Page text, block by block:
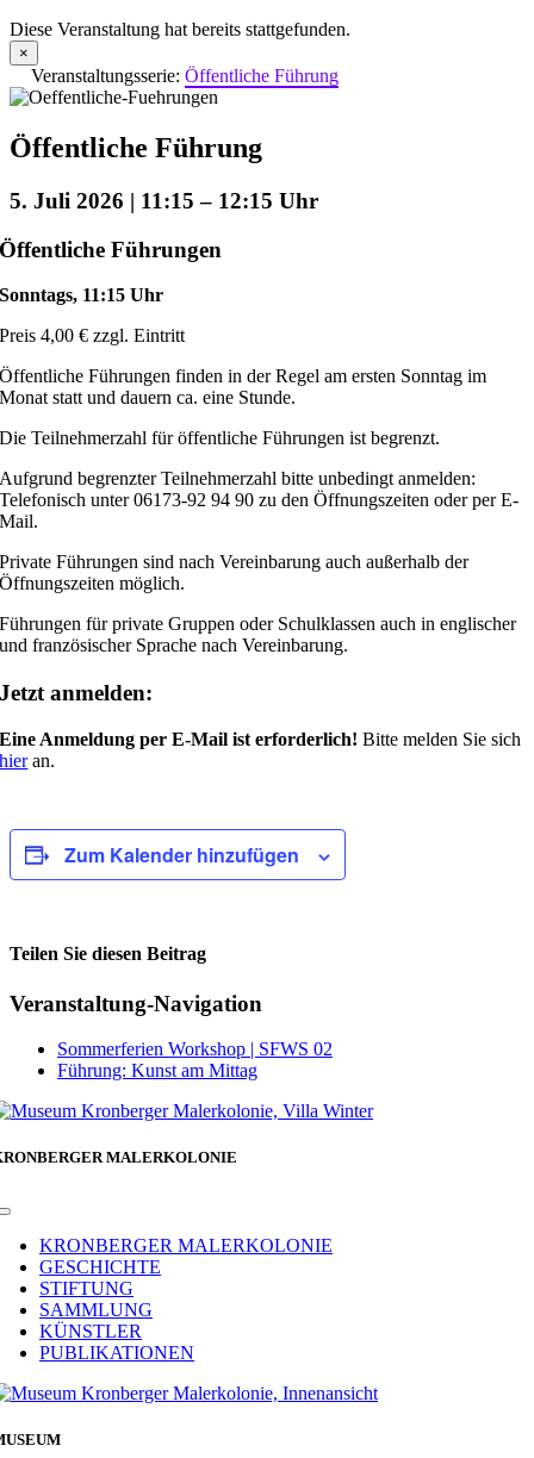
Diese Veranstaltung hat bereits stattgefunden.
×
Veranstaltungsserie: Öffentliche Führung
Öffentliche Führung
5. Juli 2026 | 11:15 – 12:15
Öffentliche Führungen
Sonntags, 11:15 Uhr
Preis 4,00 € zzgl. Eintritt
Öffentliche Führungen finden in der Regel am ersten Sonntag im
Monat statt und dauern ca. eine Stunde.
Die Teilnehmerzahl für öffentliche Führungen ist begrenzt.
Aufgrund begrenzter Teilnehmerzahl bitte unbedingt anmelden:
Telefonisch unter 06173-92 94 90 zu den Öffnungszeiten oder per E-
Mail.
Private Führungen sind nach Vereinbarung auch außerhalb der
Öffnungszeiten möglich.
Führungen für private Gruppen oder Schulklassen auch in englischer
und französischer Sprache nach Vereinbarung.
Jetzt anmelden:
Eine Anmeldung per E-Mail ist erforderlich! Bitte melden Sie sich
hieran.
Zum Kalender hinzufügen
Teilen Sie diesen Beitrag
Facebook
Veranstaltung-Navigation
Sommerferien Workshop | SFWS 02
Führung: Kunst am Mittag
MALERKOLONIE
Toggle
NavigationKRONBERGER MALERKOLONIE
GESCHICHTE
STIFTUNG
SAMMLUNG
KÜNSTLER
PUBLIKATIONEN